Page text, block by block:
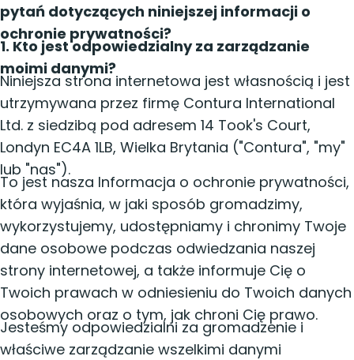
pytań dotyczących niniejszej informacji o
ochronie prywatności?
1. Kto jest odpowiedzialny za zarządzanie
moimi danymi?
Niniejsza strona internetowa jest własnością i jest
utrzymywana przez firmę Contura International
Ltd. z siedzibą pod adresem 14 Took's Court,
Londyn EC4A 1LB, Wielka Brytania ("Contura", "my"
lub "nas").
To jest nasza Informacja o ochronie prywatności,
która wyjaśnia, w jaki sposób gromadzimy,
wykorzystujemy, udostępniamy i chronimy Twoje
dane osobowe podczas odwiedzania naszej
strony internetowej, a także informuje Cię o
Twoich prawach w odniesieniu do Twoich danych
osobowych oraz o tym, jak chroni Cię prawo.
Jesteśmy odpowiedzialni za gromadzenie i
właściwe zarządzanie wszelkimi danymi